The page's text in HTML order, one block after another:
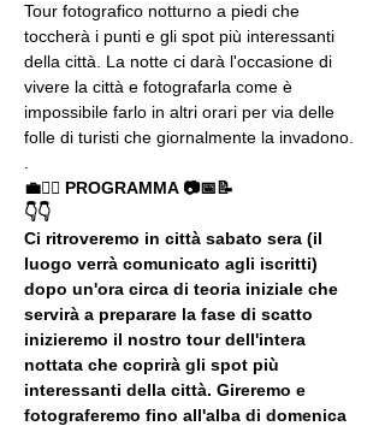
Tour fotografico notturno a piedi che
toccherà i punti e gli spot più interessanti
della città. La notte ci darà l'occasione di
vivere la città e fotografarla come è
impossibile farlo in altri orari per via delle
folle di turisti che giornalmente la invadono.
💼🚶‍♂️ PROGRAMMA 📷📅📝
👇👇
Ci ritroveremo in città sabato sera (il
luogo verrà comunicato agli iscritti)
dopo un'ora circa di teoria iniziale che
servirà a preparare la fase di scatto
inizieremo il nostro tour dell'intera
nottata che coprirà gli spot più
interessanti della città. Gireremo e
fotograferemo fino all'alba di domenica